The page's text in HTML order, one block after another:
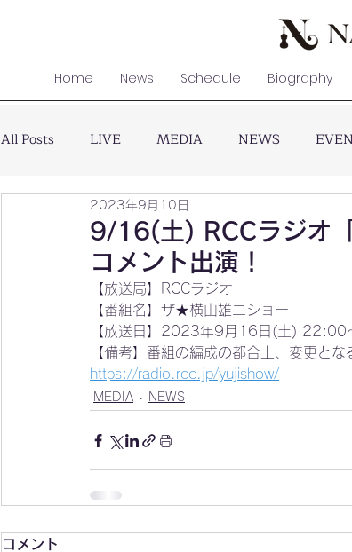
Home News Schedule Biography
All Posts LIVE MEDIA NEWS
9/16(土) RCCラジオ
コメント出演！
2023年9月10日
【放送局】RCCラジオ
【番組名】ザ★横山雄二ショー
【放送日】2023年9月16日(土)
【備考】番組の編成の都合上、変更とな
https://radio.rcc.jp/yujishow/
MEDIA NEWS
コメント